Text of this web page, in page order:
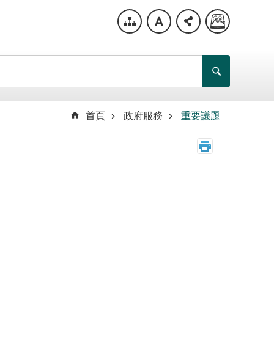
首頁 政府服務 重要議題